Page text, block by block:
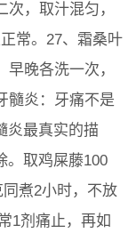
，取汁混匀，
常。27、霜桑叶
晚各洗一次，
髓炎：牙痛不是
炎最真实的描
。取鸡屎藤100
煮2小时，不放
1剂痛止，再如